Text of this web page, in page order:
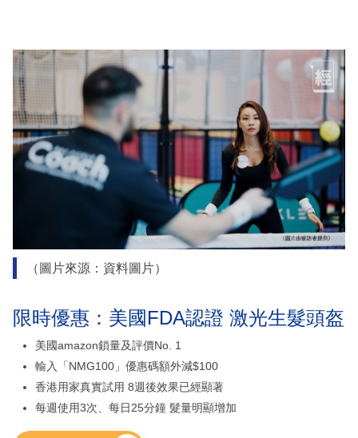
（圖片來源：資料圖片）
限時優惠：美國FDA認證 激光生髮頭盔
美國amazon鎖量及評價No. 1
輸入「NMG100」優惠碼額外減$100
香港用家真實試用 8週後效果已經顯著
每週使用3次、每日25分鐘 髮量明顯增加